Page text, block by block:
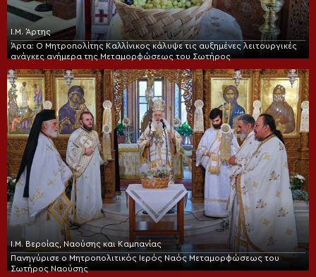
Ι.Μ. Άρτης
Άρτα: Ο Μητροπολίτης Καλλίνικος κάλυψε τις αυξημένες λειτουργικές
ανάγκες ανήμερα της Μεταμορφώσεως του Σωτήρος
Ι.Μ. Βεροίας, Ναούσης και Καμπανίας
Πανηγύρισε ο Μητροπολιτικός Ιερός Ναός Μεταμορφώσεως του
Σωτήρος Ναούσης